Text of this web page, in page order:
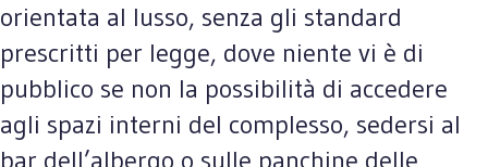
orientata al lusso, senza gli standard
prescritti per legge, dove niente vi è di
pubblico se non la possibilità di accedere
agli spazi interni del complesso, sedersi al
bar dell’albergo o sulle panchine delle